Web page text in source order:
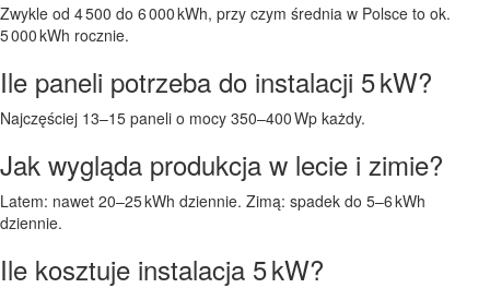
Zwykle od 4 500 do 6 000 kWh, przy czym średnia w Polsce to ok.
5 000 kWh rocznie.
Ile paneli potrzeba do instalacji 5 kW?
Najczęściej 13–15 paneli o mocy 350–400 Wp każdy.
Jak wygląda produkcja w lecie i zimie?
Latem: nawet 20–25 kWh dziennie. Zimą: spadek do 5–6 kWh
dziennie.
Ile kosztuje instalacja 5 kW?